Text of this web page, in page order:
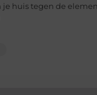
huis tegen de